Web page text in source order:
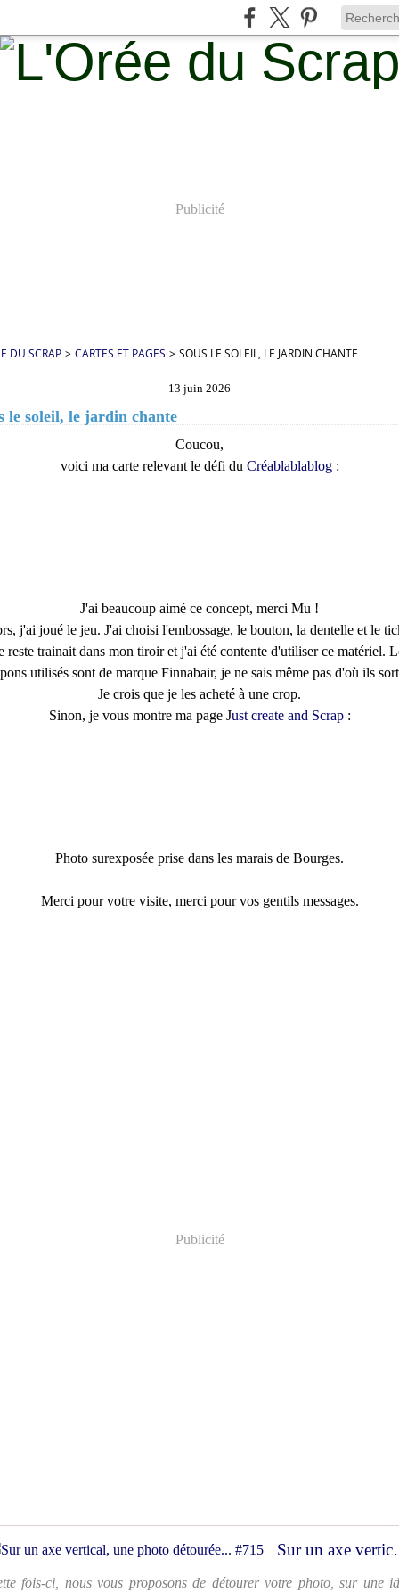
Publicité
DU SCRAP > CARTES ET PAGES > SOUS LE SOLEIL, LE JARDIN CHANTE
13 juin 2026
le soleil, le jardin chante
Coucou,
voici ma carte relevant le défi du Créablablablog:
J'ai beaucoup aimé ce concept, merci Mu !
j'ai joué le jeu. J'ai choisi l'embossage, le bouton, la dentelle et le
reste trainait dans mon tiroir et j'ai été contente d'utiliser ce matériel.
utilisés sont de marque Finnabair, je ne sais même pas d'où ils
Je crois que je les acheté à une crop.
Sinon, je vous montre ma page Just create and Scrap:
Photo surexposée prise dans les marais de Bourges.
Merci pour votre visite, merci pour vos gentils messages.
Publicité
Sur un
fois-ci, nous vous proposons de détourer votre photo, sur une